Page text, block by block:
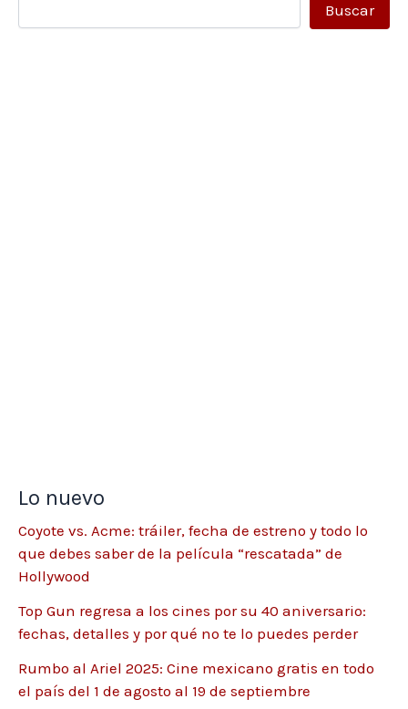
Buscar
Lo nuevo
Coyote vs. Acme: tráiler, fecha de estreno y todo lo
que debes saber de la película “rescatada” de
Hollywood
Top Gun regresa a los cines por su 40 aniversario:
fechas, detalles y por qué no te lo puedes perder
Rumbo al Ariel 2025: Cine mexicano gratis en todo
el país del 1 de agosto al 19 de septiembre